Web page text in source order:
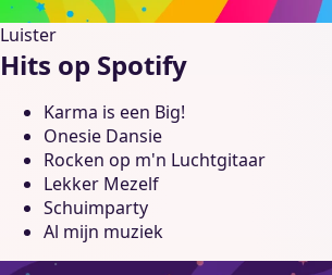
Luister
Hits op Spotify
Karma is een Big!
Onesie Dansie
Rocken op m'n Luchtgitaar
Lekker Mezelf
Schuimparty
Al mijn muziek